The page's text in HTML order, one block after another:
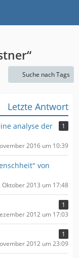
Suche nach Tags
Letzte Antwort
analyse der
1
2016 um 10:39
von
Oktober 2013 um 17:48
1
2012 um 17:03
1
2012 um 23:09